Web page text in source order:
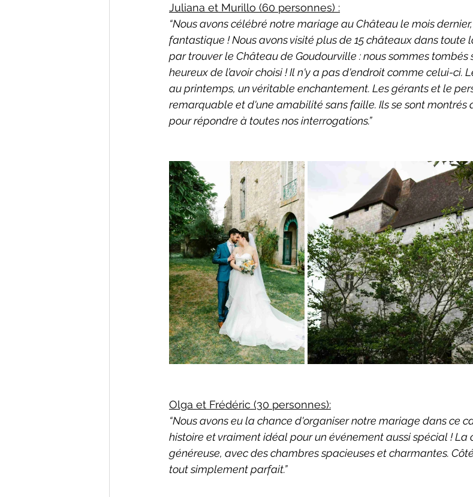
Juliana et Murillo (60 personnes) :
“Nous avons célébré notre mariage au Château le mois
fantastique ! Nous avons visité plus de 15 châteaux dans toute
par trouver le Château de Goudourville : nous sommes tombés
heureux de l’avoir choisi ! Il n'y a pas d'endroit comme celui-ci.
au printemps, un véritable enchantement. Les gérants et le
remarquable et d'une amabilité sans faille. Ils se sont montrés
pour répondre à toutes nos interrogations.”
Olga et Frédéric (30 personnes):
“Nous avons eu la chance d'organiser notre mariage dans ce
histoire et vraiment idéal pour un événement aussi spécial !
généreuse, avec des chambres spacieuses et charmantes.
tout simplement parfait.”